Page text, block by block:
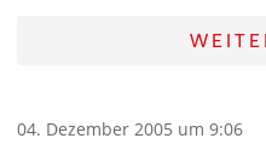
04. Dezember 2005 um 9:06